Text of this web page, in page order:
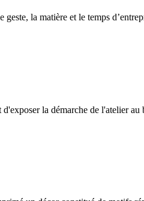
la matière et le temps
la démarche de l'atelier au